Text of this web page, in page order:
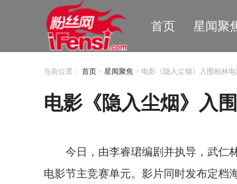
首页 星闻聚
当前位置： 首页 > 星闻聚焦 > 电影《隐入尘烟》入围柏林
电影《隐入尘烟》入
今日，由李睿珺编剧并执导，武仁
电影节主竞赛单元。影片同时发布定档